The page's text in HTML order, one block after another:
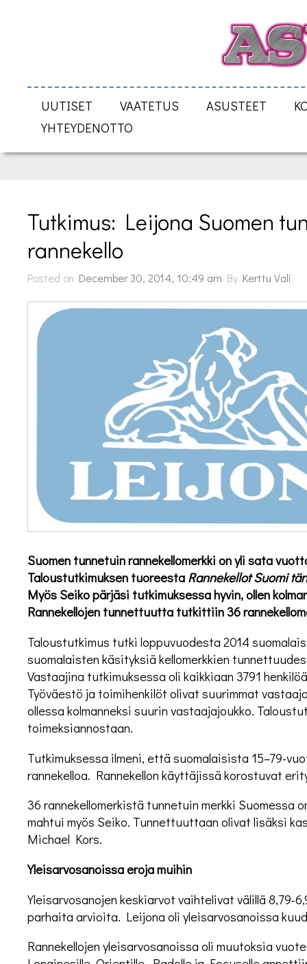
UUTISET VAATETUS ASUSTEET
YHTEYDENOTTO
Tutkimus: Leijona Suomen
rannekello
Posted on December 30, 2014, 10:49 am By Kerttu Vali
Suomen tunnetuin rannekellomerkki on yli sata
Taloustutkimuksen tuoreesta Rannekellot Suomi
Myös Seiko pärjäsi tutkimuksessa hyvin, ollen
Rannekellojen tunnettuutta tutkittiin 36
Taloustutkimus tutki loppuvuodesta 2014
suomalaisten käsityksiä kellomerkkien
Vastaajina tutkimuksessa oli kaikkiaan 3791
Työväestö ja toimihenkilöt olivat suurimmat
ollessa kolmanneksi suurin vastaajajoukko.
toimeksiannostaan.
Tutkimuksessa ilmeni, että suomalaisista 15–79-
rannekelloa. Rannekellon käyttäjissä korostuvat
36 rannekellomerkistä tunnetuin merkki Suomessa
mahtui myös Seiko. Tunnettuuttaan olivat lisäksi
Michael Kors.
Yleisarvosanoissa eroja muihin
Yleisarvosanojen keskiarvot vaihtelivat välillä 8,79-
parhaita arvioita. Leijona oli yleisarvosanoissa
Rannekellojen yleisarvosanoissa oli muutoksia